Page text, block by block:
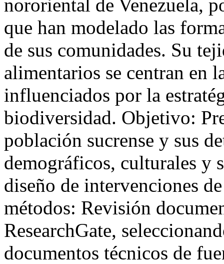
nororiental de Venezuela,
que han modelado las
de sus comunidades. Su
alimentarios se centran en
influenciados por la
biodiversidad. Objetivo:
población sucrense y sus
demográficos, culturales y
diseño de intervenciones
métodos: Revisión
ResearchGate,
documentos técnicos de